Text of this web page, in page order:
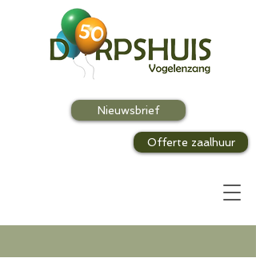
Offerte zaalhuur
Nieuwsbrief